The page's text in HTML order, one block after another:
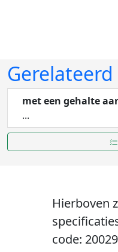
Gerelateerd
met een gehalte
...
Hierboven
code: